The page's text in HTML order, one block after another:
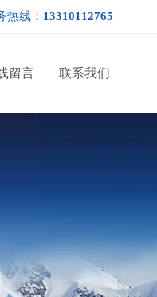
热线： 13310112765
留言 联系我们